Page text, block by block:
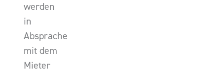
werden
in
Absprache
mit dem
Mieter